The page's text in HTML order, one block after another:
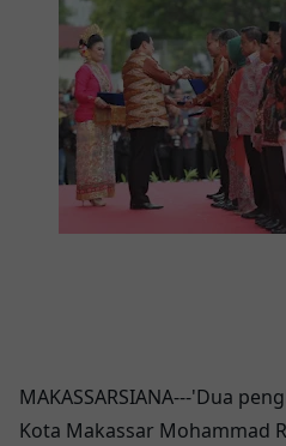
MAKASSARSIANA---'Dua
Kota Makassar Mohammad